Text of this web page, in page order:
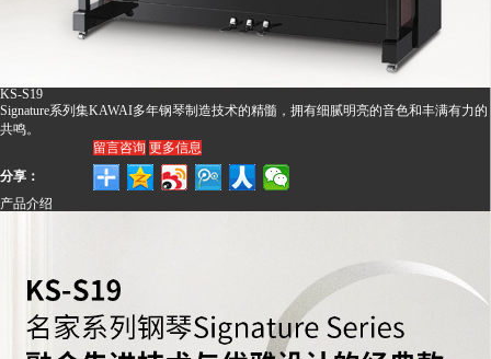
KS-S19
Signature系列集KAWAI多年钢琴制造技术的精髓，拥有细腻明亮的音色和丰满有力的
共鸣。
留言咨询 更多信息
分享：
产品介绍